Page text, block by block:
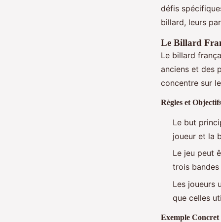
défis
billard, leurs
Le Billard
Le billard
anciens et des
concentre sur
Règles et
Le but
joueur et la
Le jeu peut
trois
Les joueurs
que celles
Exemple Concret